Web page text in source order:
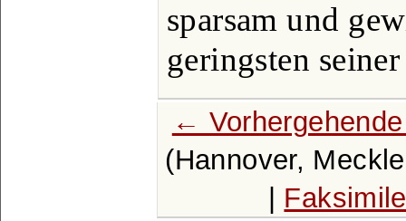
sparsam und
geringsten seiner
←
(Hannover,
Faksimile